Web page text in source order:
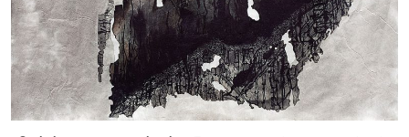
Biographie
Livres